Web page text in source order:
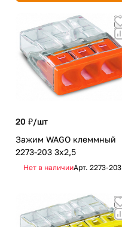
20 ₽/шт
Зажим WAGO клеммный
2273-203 3x2,5
Нет в наличииАрт. 2273-203